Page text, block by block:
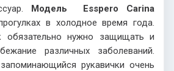
Модель Esspero
Carina
в холодное время года.
нужно защищать и
различных заболеваний.
рукавички очень